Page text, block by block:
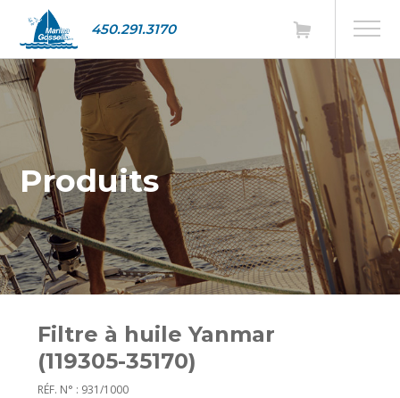
450.291.3170
Produits
Filtre à huile Yanmar
(119305-35170)
RÉF. N° : 931/1000